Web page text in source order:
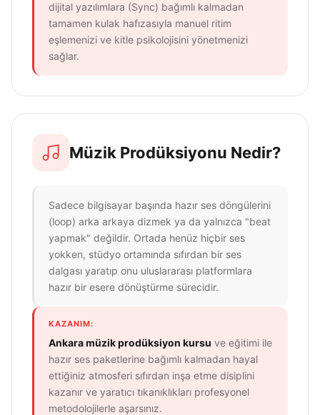
dijital yazılımlara (Sync) bağımlı kalmadan
tamamen kulak hafızasıyla manuel ritim
eşlemenizi ve kitle psikolojisini yönetmenizi
sağlar.
Müzik Prodüksiyonu Nedir?
Sadece bilgisayar başında hazır ses döngülerini
(loop) arka arkaya dizmek ya da yalnızca "beat
yapmak" değildir. Ortada henüz hiçbir ses
yokken, stüdyo ortamında sıfırdan bir ses
dalgası yaratıp onu uluslararası platformlara
hazır bir esere dönüştürme sürecidir.
KAZANIM:
Ankara müzik prodüksiyon kursu ve eğitimi ile
hazır ses paketlerine bağımlı kalmadan hayal
ettiğiniz atmosferi sıfırdan inşa etme disiplini
kazanır ve yaratıcı tıkanıklıkları profesyonel
metodolojilerle aşarsınız.